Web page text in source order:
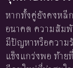
หากทั้งคู่ยังคงหลี
อนาคต ความสัมพั
มีปัญหาหรือความ
แข็งแกร่งพอ ท้าย